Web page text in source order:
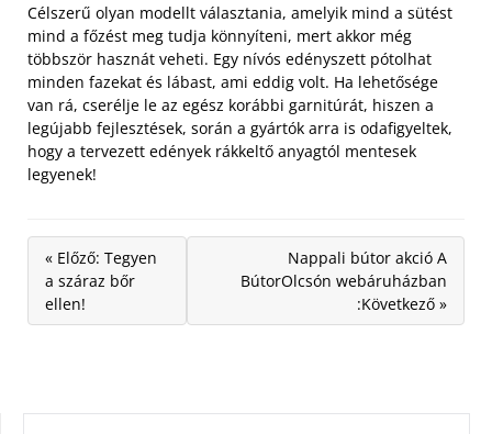
Célszerű olyan modellt választania, amelyik mind a sütést
mind a főzést meg tudja könnyíteni, mert akkor még
többször hasznát veheti. Egy nívós edényszett pótolhat
minden fazekat és lábast, ami eddig volt. Ha lehetősége
van rá, cserélje le az egész korábbi garnitúrát, hiszen a
legújabb fejlesztések, során a gyártók arra is odafigyeltek,
hogy a tervezett edények rákkeltő anyagtól mentesek
legyenek!
« Előző: Tegyen
a száraz bőr
ellen!
Nappali bútor akció A
BútorOlcsón webáruházban
:Következő »